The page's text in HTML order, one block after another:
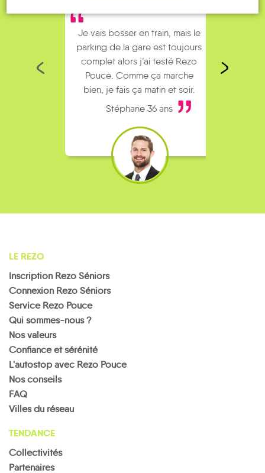
Je vais bosser en train, mais le
parking de la gare est toujours
complet alors j’ai testé Rezo
Pouce. Comme ça marche
bien, je fais ça matin et soir.
Stéphane 36 ans
LE REZO
Inscription Rezo Séniors
Connexion Rezo Séniors
Service Rezo Pouce
Qui sommes-nous ?
Nos valeurs
Confiance et sérénité
L'autostop avec Rezo Pouce
Nos conseils
FAQ
Villes du réseau
TENDANCE
Collectivités
Partenaires